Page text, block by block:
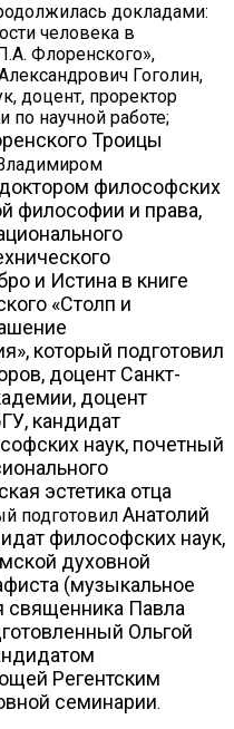
докладами:
человека в
Флоренского»,
Гоголин,
доцент, проректор
научной работе;
Троицы
доктором философских
философии и права,
и Истина в книге
«Столп и
который подготовил
доцент Санкт-
доцент
кандидат
наук, почетный
эстетика отца
подготовил Анатолий
философских наук,
духовной
(музыкальное
священника Павла
Ольгой
Регентским
семинарии.